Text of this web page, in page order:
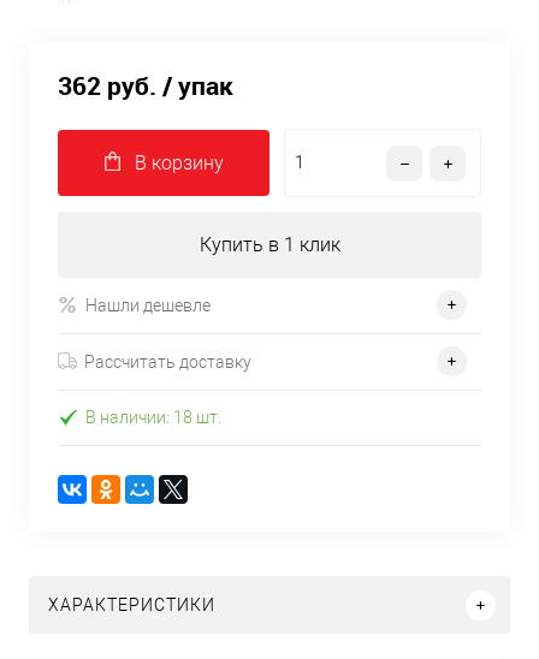
362 руб. / упак
В корзину
Купить в 1 клик
Нашли дешевле
Рассчитать доставку
В наличии: 18 шт.
ХАРАКТЕРИСТИКИ